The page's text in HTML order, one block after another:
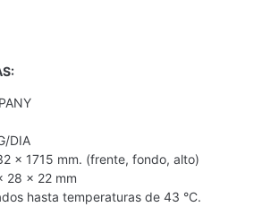
DIA
x 1715 mm. (frente, fondo, alto)
28 x 22 mm
hasta temperaturas de 43 °C.